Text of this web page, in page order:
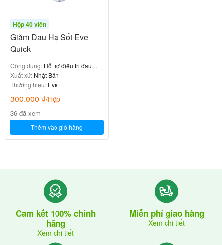
Hộp 40 viên
Giảm Đau Hạ Sốt Eve
Quick
Công dụng: Hỗ trợ điều trị đau
đầu
Xuất xứ: Nhật Bản
Thương hiệu: Eve
300.000 ₫/Hộp
36 đã xem
Thêm vào giỏ hàng
Cam kết 100% chính
hãng
Xem chi tiết
Miễn phí giao hàng
Xem chi tiết